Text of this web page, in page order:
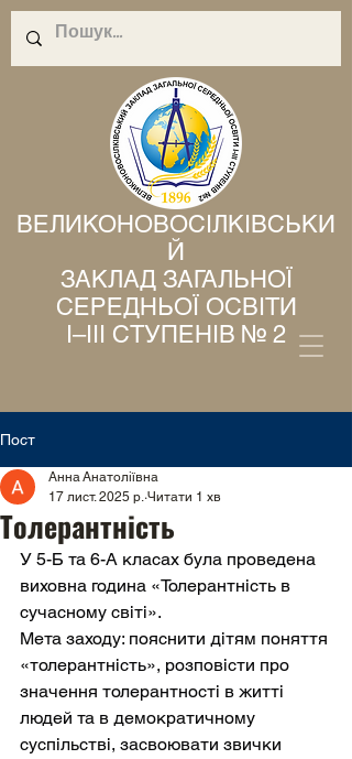
ВЕЛИКОНОВОСІЛКІВСЬКИ
Й
ЗАКЛАД ЗАГАЛЬНОЇ
СЕРЕДНЬОЇ ОСВІТИ
І–ІІІ СТУПЕНІВ № 2
Пост
Толерантність
Анна Анатоліївна
17 лист. 2025 р. Читати 1 хв
У 5-Б та 6-А класах була проведена
виховна година «Толерантність в
сучасному світі».
Мета заходу: пояснити дітям поняття
«толерантність», розповісти про
значення толерантності в житті
людей та в демократичному
суспільстві, засвоювати звички